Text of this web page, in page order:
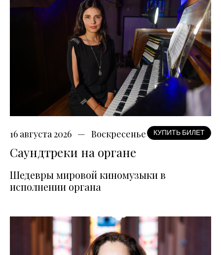
16 августа 2026 Воскресенье КУПИТЬ БИЛЕТ
Саундтреки на органе
Шедевры мировой киномузыки в
исполнении органа